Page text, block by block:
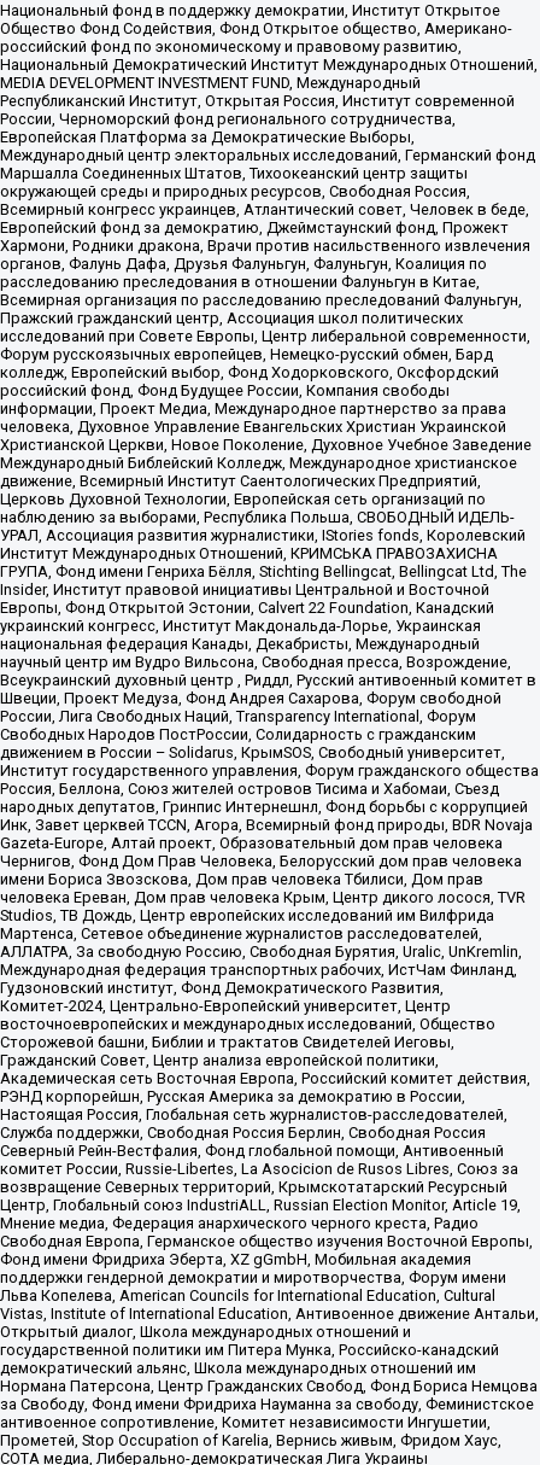
Национальный фонд в поддержку демократии, Институт Открытое
Общество Фонд Содействия, Фонд Открытое общество, Американо-
российский фонд по экономическому и правовому развитию,
Национальный Демократический Институт Международных Отношений,
MEDIA DEVELOPMENT INVESTMENT FUND, Международный
Республиканский Институт, Открытая Россия, Институт современной
России, Черноморский фонд регионального сотрудничества,
Европейская Платформа за Демократические Выборы,
Международный центр электоральных исследований, Германский фонд
Маршалла Соединенных Штатов, Тихоокеанский центр защиты
окружающей среды и природных ресурсов, Свободная Россия,
Всемирный конгресс украинцев, Атлантический совет, Человек в беде,
Европейский фонд за демократию, Джеймстаунский фонд, Прожект
Хармони, Родники дракона, Врачи против насильственного извлечения
органов, Фалунь Дафа, Друзья Фалуньгун, Фалуньгун, Коалиция по
расследованию преследования в отношении Фалуньгун в Китае,
Всемирная организация по расследованию преследований Фалуньгун,
Пражский гражданский центр, Ассоциация школ политических
исследований при Совете Европы, Центр либеральной современности,
Форум русскоязычных европейцев, Немецко-русский обмен, Бард
колледж, Европейский выбор, Фонд Ходорковского, Оксфордский
российский фонд, Фонд Будущее России, Компания свободы
информации, Проект Медиа, Международное партнерство за права
человека, Духовное Управление Евангельских Христиан Украинской
Христианской Церкви, Новое Поколение, Духовное Учебное Заведение
Международный Библейский Колледж, Международное христианское
движение, Всемирный Институт Саентологических Предприятий,
Церковь Духовной Технологии, Европейская сеть организаций по
наблюдению за выборами, Республика Польша, СВОБОДНЫЙ ИДЕЛЬ-
УРАЛ, Ассоциация развития журналистики, IStories fonds, Королевский
Институт Международных Отношений, КРИМСЬКА ПРАВОЗАХИСНА
ГРУПА, Фонд имени Генриха Бёлля, Stichting Bellingcat, Bellingcat Ltd, The
Insider, Институт правовой инициативы Центральной и Восточной
Европы, Фонд Открытой Эстонии, Calvert 22 Foundation, Канадский
украинский конгресс, Институт Макдональда-Лорье, Украинская
национальная федерация Канады, Декабристы, Международный
научный центр им Вудро Вильсона, Свободная пресса, Возрождение,
Всеукраинский духовный центр , Риддл, Русский антивоенный комитет в
Швеции, Проект Медуза, Фонд Андрея Сахарова, Форум свободной
России, Лига Свободных Наций, Transparеncy International, Форум
Свободных Народов ПостРоссии, Солидарность с гражданским
движением в России – Solidarus, КрымSOS, Свободный университет,
Институт государственного управления, Форум гражданского общества
Россия, Беллона, Союз жителей островов Тисима и Хабомаи, Съезд
народных депутатов, Гринпис Интернешнл, Фонд борьбы с коррупцией
Инк, Завет церквей TCCN, Агора, Всемирный фонд природы, BDR Novaja
Gazeta-Europe, Алтай проект, Образовательный дом прав человека
Чернигов, Фонд Дом Прав Человека, Белорусский дом прав человека
имени Бориса Звозскова, Дом прав человека Тбилиси, Дом прав
человека Ереван, Дом прав человека Крым, Центр дикого лосося, TVR
Studios, ТВ Дождь, Центр европейских исследований им Вилфрида
Мартенса, Сетевое объединение журналистов расследователей,
АЛЛАТРА, За свободную Россию, Свободная Бурятия, Uralic, UnKremlin,
Международная федерация транспортных рабочих, ИстЧам Финланд,
Гудзоновский институт, Фонд Демократического Развития,
Комитет-2024, Центрально-Европейский университет, Центр
восточноевропейских и международных исследований, Общество
Сторожевой башни, Библии и трактатов Свидетелей Иеговы,
Гражданский Совет, Центр анализа европейской политики,
Академическая сеть Восточная Европа, Российский комитет действия,
РЭНД корпорейшн, Русская Америка за демократию в России,
Настоящая Россия, Глобальная сеть журналистов-расследователей,
Служба поддержки, Свободная Россия Берлин, Свободная Россия
Северный Рейн-Вестфалия, Фонд глобальной помощи, Антивоенный
комитет России, Russie-Libertes, La Asocicion de Rusos Libres, Союз за
возвращение Северных территорий, Крымскотатарский Ресурсный
Центр, Глобальный союз IndustriALL, Russian Election Monitor, Article 19,
Мнение медиа, Федерация анархического черного креста, Радио
Свободная Европа, Германское общество изучения Восточной Европы,
Фонд имени Фридриха Эберта, XZ gGmbH, Мобильная академия
поддержки гендерной демократии и миротворчества, Форум имени
Льва Копелева, American Councils for International Education, Cultural
Vistas, Institute of International Education, Антивоенное движение Антальи,
Открытый диалог, Школа международных отношений и
государственной политики им Питера Мунка, Российско-канадский
демократический альянс, Школа международных отношений им
Нормана Патерсона, Центр Гражданских Свобод, Фонд Бориса Немцова
за Свободу, Фонд имени Фридриха Науманна за свободу, Феминистское
антивоенное сопротивление, Комитет независимости Ингушетии,
Прометей, Stop Occupation of Karelia, Вернись живым, Фридом Хаус,
СОТА медиа, Либерально-демократическая Лига Украины